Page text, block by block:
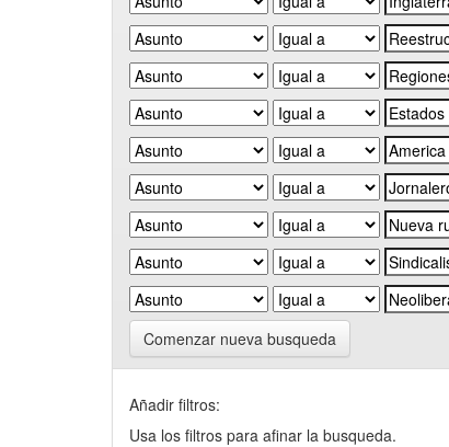
Comenzar nueva busqueda
Añadir filtros:
Usa los filtros para afinar la busqueda.